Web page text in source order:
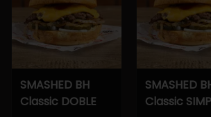
SMASHED BH
Classic DOBLE
SMASHED
Classic